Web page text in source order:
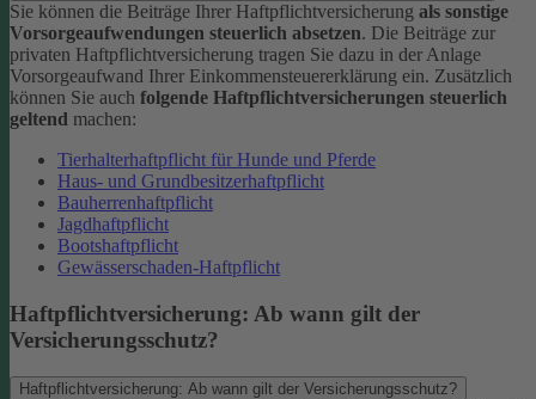
Sie können die Beiträge Ihrer Haftpflichtversicherung als sonstige
Vorsorgeaufwendungen steuerlich absetzen. Die Beiträge zur
privaten Haftpflichtversicherung tragen Sie dazu in der Anlage
Vorsorgeaufwand Ihrer Einkommensteuererklärung ein. Zusätzlich
können Sie auch folgende Haftpflichtversicherungen steuerlich
geltend machen:
Tierhalterhaftpflicht für Hunde und Pferde
Haus- und Grundbesitzerhaftpflicht
Bauherrenhaftpflicht
Jagdhaftpflicht
Bootshaftpflicht
Gewässerschaden-Haftpflicht
Haftpflichtversicherung: Ab wann gilt der
Versicherungsschutz?
Haftpflichtversicherung: Ab wann gilt der Versicherungsschutz?